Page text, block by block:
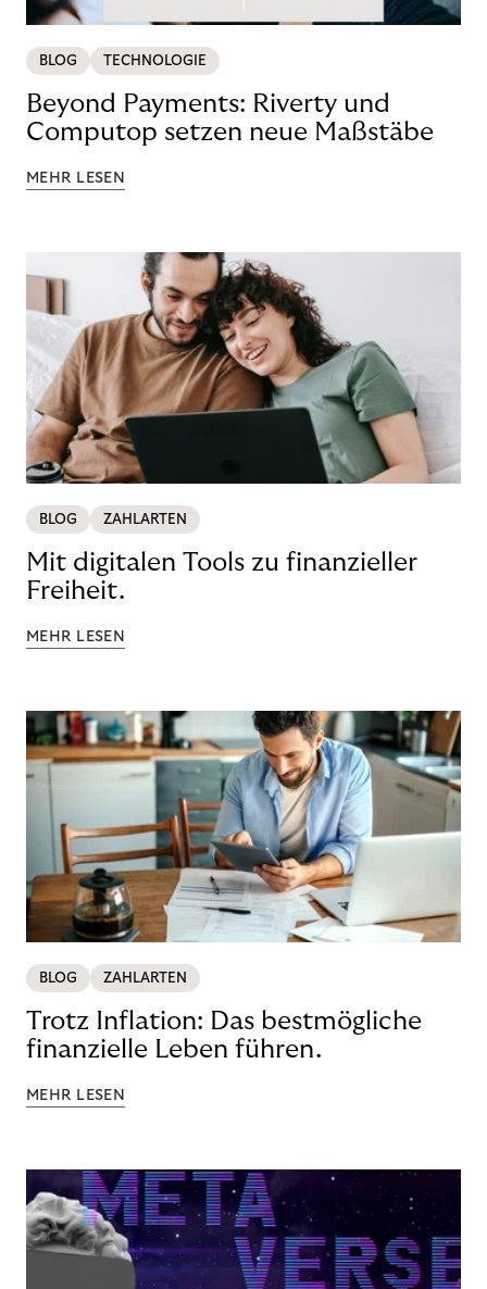
BLOG TECHNOLOGIE
Beyond Payments: Riverty und
Computop setzen neue Maßstäbe
MEHR LESEN
BLOG ZAHLARTEN
Mit digitalen Tools zu finanzieller
Freiheit.
MEHR LESEN
BLOG ZAHLARTEN
Trotz Inflation: Das bestmögliche
finanzielle Leben führen.
MEHR LESEN